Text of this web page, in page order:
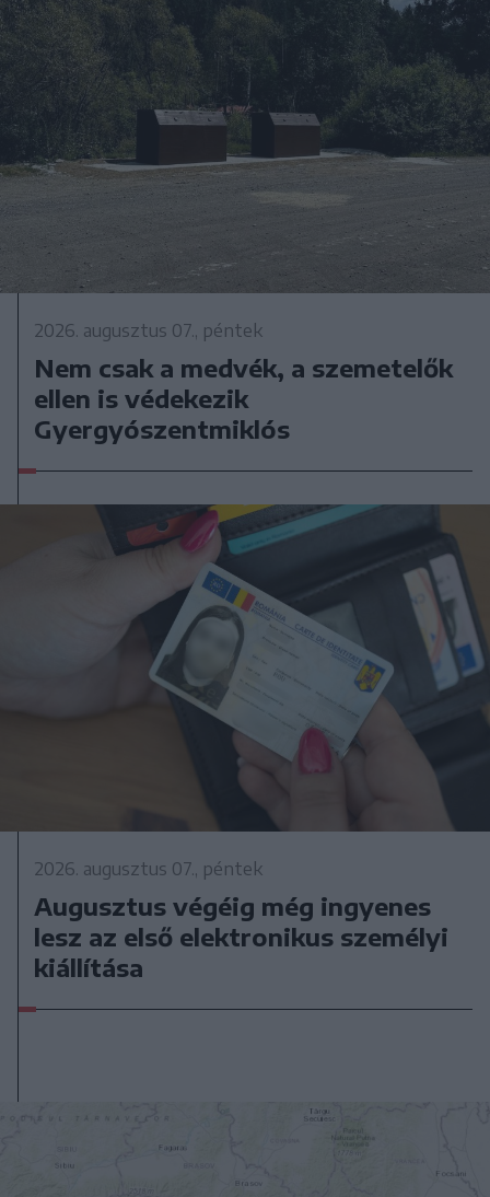
2026. augusztus 07., péntek
Nem csak a medvék, a szemetelők
ellen is védekezik
Gyergyószentmiklós
2026. augusztus 07., péntek
Augusztus végéig még ingyenes
lesz az első elektronikus személyi
kiállítása